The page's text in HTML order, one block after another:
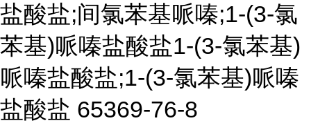
盐酸盐;间氯苯基哌嗪;1-(3-氯
苯基)哌嗪盐酸盐1-(3-氯苯基)
哌嗪盐酸盐;1-(3-氯苯基)哌嗪
盐酸盐 65369-76-8